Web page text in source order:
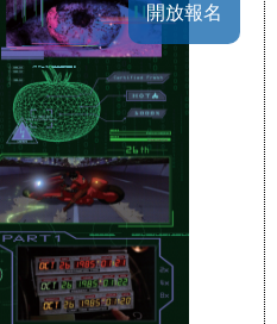
開放報名